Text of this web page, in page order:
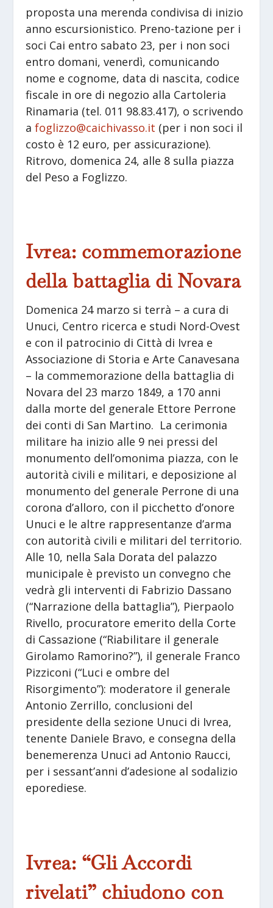
proposta una merenda condivisa di inizio
anno escursionistico. Preno-tazione per i
soci Cai entro sabato 23, per i non soci
entro domani, venerdì, comunicando
nome e cognome, data di nascita, codice
fiscale in ore di negozio alla Cartoleria
Rinamaria (tel. 011 98.83.417), o scrivendo
afoglizzo@caichivasso.it (per i non soci il
costo è 12 euro, per assicurazione).
Ritrovo, domenica 24, alle 8 sulla piazza
del Peso a Foglizzo.
Ivrea: commemorazione
della battaglia di Novara
Domenica 24 marzo si terrà – a cura di
Unuci, Centro ricerca e studi Nord-Ovest
e con il patrocinio di Città di Ivrea e
Associazione di Storia e Arte Canavesana
– la commemorazione della battaglia di
Novara del 23 marzo 1849, a 170 anni
dalla morte del generale Ettore Perrone
dei conti di San Martino. La cerimonia
militare ha inizio alle 9 nei pressi del
monumento dell’omonima piazza, con le
autorità civili e militari, e deposizione al
monumento del generale Perrone di una
corona d’alloro, con il picchetto d’onore
Unuci e le altre rappresentanze d’arma
con autorità civili e militari del territorio.
Alle 10, nella Sala Dorata del palazzo
municipale è previsto un convegno che
vedrà gli interventi di Fabrizio Dassano
(“Narrazione della battaglia”), Pierpaolo
Rivello, procuratore emerito della Corte
di Cassazione (“Riabilitare il generale
Girolamo Ramorino?”), il generale Franco
Pizziconi (“Luci e ombre del
Risorgimento”): moderatore il generale
Antonio Zerrillo, conclusioni del
presidente della sezione Unuci di Ivrea,
tenente Daniele Bravo, e consegna della
benemerenza Unuci ad Antonio Raucci,
per i sessant’anni d’adesione al sodalizio
eporediese.
Ivrea: “Gli Accordi
rivelati” chiudono con